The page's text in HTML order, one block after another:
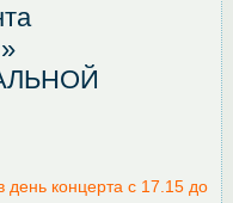
день концерта с 17.15 до